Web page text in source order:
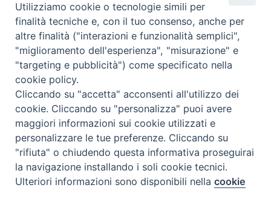
Arcidiocesi di Ravenna-Cervia
CONTATTI
Piazza Arcivescovado, 1 48121- Ravenna
tel 0544.541655
curia@diocesiravennacervia.it
Per segnalazioni tecniche e aggiornamenti:
webmaster@diocesiravennacervia.it
Preferenze Cookie
Utilizziamo cookie o tecnologie simili per
finalità tecniche e, con il tuo consenso, anche per
altre finalità ("interazioni e funzionalità semplici",
"miglioramento dell'esperienza", "misurazione" e
"targeting e pubblicità") come specificato nella
cookie policy.
Cliccando su "accetta" acconsenti all'utilizzo dei
cookie. Cliccando su "personalizza" puoi avere
maggiori informazioni sui cookie utilizzati e
personalizzare le tue preferenze. Cliccando su
"rifiuta" o chiudendo questa informativa proseguirai
la navigazione installando i soli cookie tecnici.
Ulteriori informazioni sono disponibili nellacookie